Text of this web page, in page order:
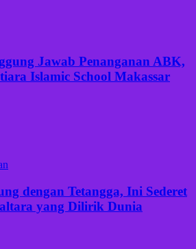
Jawab Penanganan ABK,
Islamic School Makassar
dengan Tetangga, Ini Sederet
yang Dilirik Dunia